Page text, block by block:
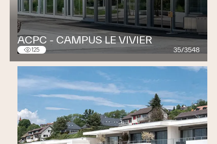
ACPC - CAMPUS LE VIVIER
125 35/3548